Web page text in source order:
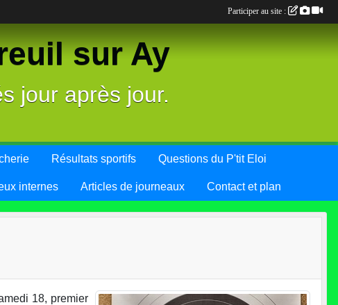
sur Ay
jour après jour.
Résultats sportifs Questions du P'tit Eloi
internes Articles de journeaux Contact et plan
18, premier
Participer au site :